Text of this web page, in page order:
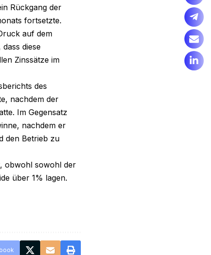
Rückgang der
fortsetzte.
auf dem
diese
Zinssätze im
des
nachdem der
Im Gegensatz
nachdem er
den Betrieb zu
obwohl sowohl der
über 1% lagen.